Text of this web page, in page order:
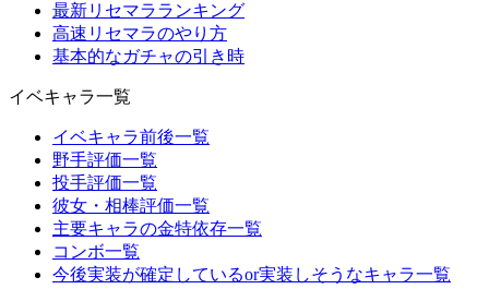
最新リセマラランキング
高速リセマラのやり方
基本的なガチャの引き時
イベキャラ一覧
イベキャラ前後一覧
野手評価一覧
投手評価一覧
彼女・相棒評価一覧
主要キャラの金特依存一覧
コンボ一覧
今後実装が確定しているor実装しそうなキャラ一覧